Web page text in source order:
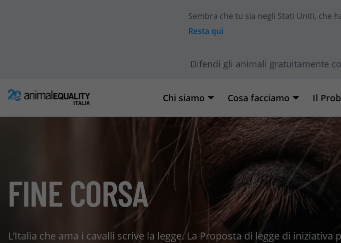
Sembra che tu sia negli Stati Uniti, che
Resta qui
Difendi gli animali gratuitamente
Chi siamo Cosa facciamo Il
FINE CORSA
L’Italia che ama i cavalli scrive la legge. La Proposta di legge di